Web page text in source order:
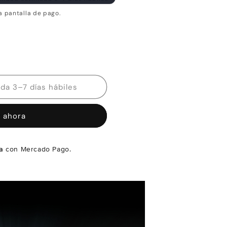
pantalla de pago.
Disponibilidad estimada 3–7 días hábiles
ahora
con Mercado Pago.